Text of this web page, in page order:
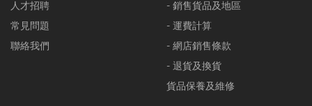
人才招聘
常見問題
聯絡我們
- 銷售貨品及地區
- 運費計算
- 網店銷售條款
- 退貨及換貨
貨品保養及維修